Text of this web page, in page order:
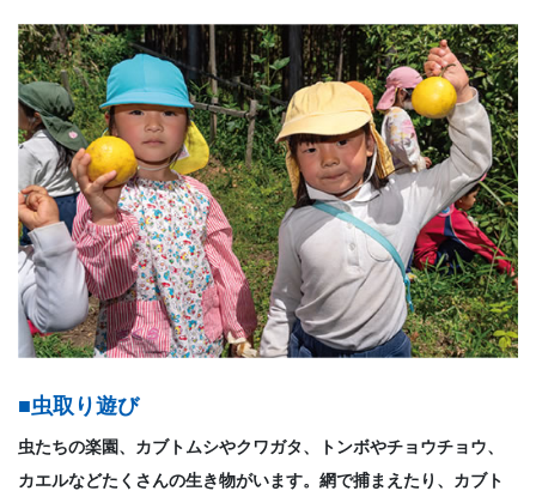
■虫取り遊び
虫たちの楽園、カブトムシやクワガタ、トンボやチョウチョウ、
カエルなどたくさんの生き物がいます。網で捕まえたり、カブト